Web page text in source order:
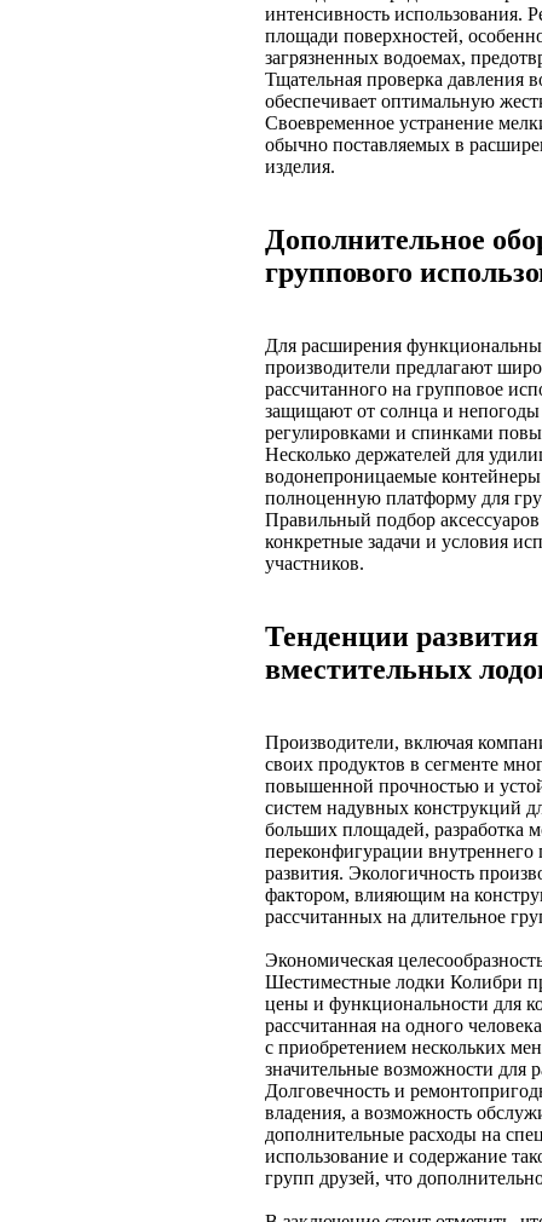
интенсивность использования.
площади поверхностей,
загрязненных водоемах,
Тщательная проверка давления
обеспечивает оптимальную
Своевременное устранение
обычно поставляемых в
изделия.
Дополнительное
группового
Для расширения
производители предлагают
рассчитанного на групповое
защищают от солнца и
регулировками и спинками
Несколько держателей для
водонепроницаемые
полноценную платформу для
Правильный подбор аксессуаров
конкретные задачи и условия
участников.
Тенденции
вместительных
Производители, включая
своих продуктов в сегменте
повышенной прочностью и
систем надувных конструкций
больших площадей, разработка
переконфигурации
развития. Экологичность
фактором, влияющим на
рассчитанных на длительное
Экономическая
Шестиместные лодки Колибри
цены и функциональности для
рассчитанная на одного
с приобретением нескольких
значительные возможности для
Долговечность и
владения, а возможность
дополнительные расходы на
использование и содержание
групп друзей, что